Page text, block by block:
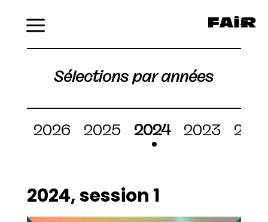
Sélections par années
2026 2025 2024 2023
2024, session 1